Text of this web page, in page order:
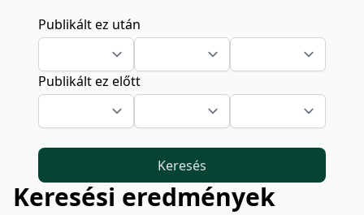
Publikált ez után
Publikált ez előtt
Keresés
Keresési eredmények